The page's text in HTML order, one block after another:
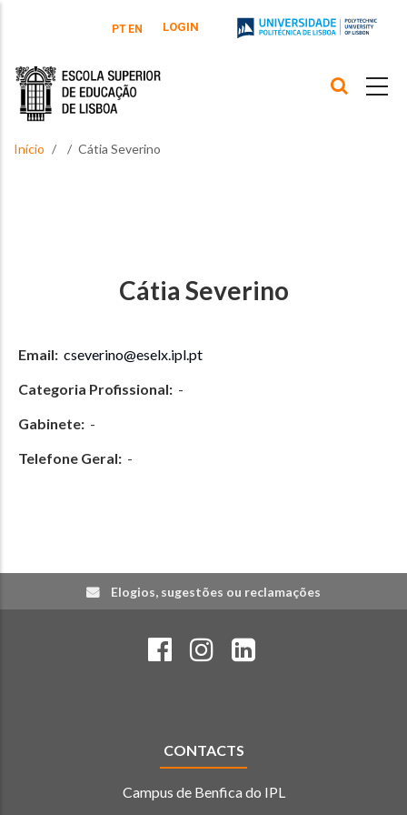
PT EN LOGIN
Início Cátia Severino
Cátia Severino
Email: cseverino@eselx.ipl.pt
Categoria Profissional: -
Gabinete: -
Telefone Geral: -
Elogios, sugestões ou reclamações
CONTACTS
Campus de Benfica do IPL